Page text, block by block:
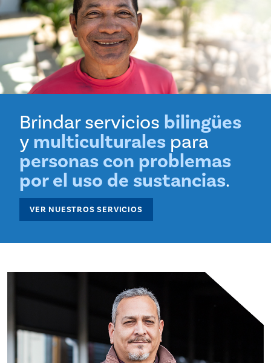
Brindar servicios bilingües
ymulticulturales para
personas con problemas
por el uso de sustancias.
VER NUESTROS SERVICIOS